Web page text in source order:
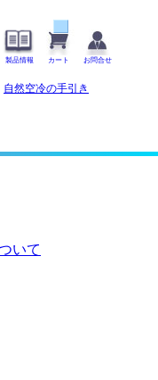
製品情報 カート お問合せ
自然空冷の手引き
いて